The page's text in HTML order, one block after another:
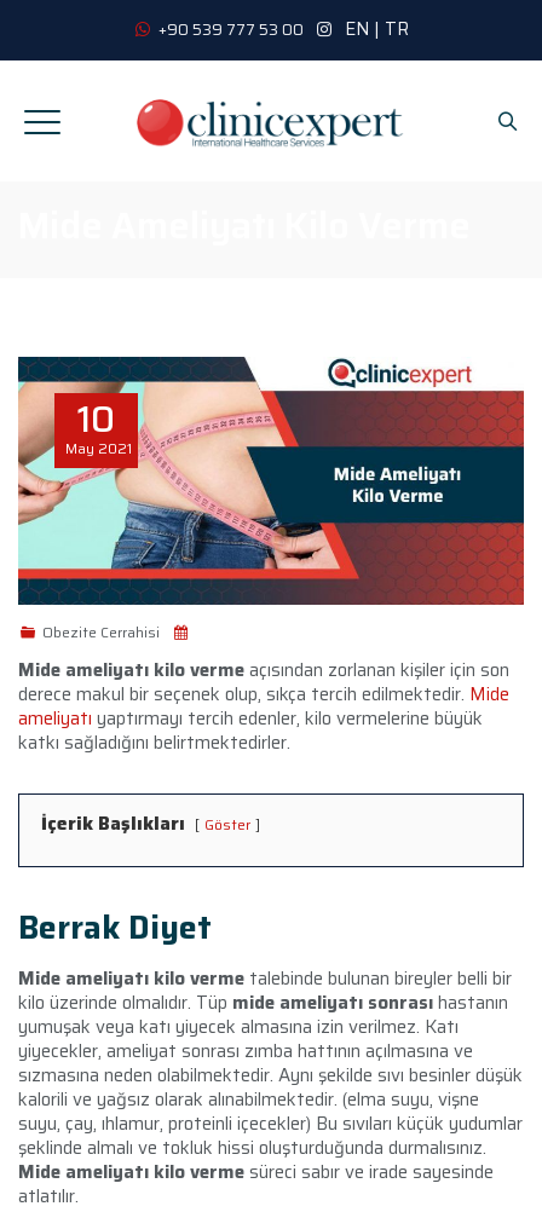
+90 539 777 53 00 EN | TR
10
May 2021
Obezite Cerrahisi
Mide ameliyatı kilo vermeaçısından zorlanan kişiler için son
derece makul bir seçenek olup, sıkça tercih edilmektedir. Mide
ameliyatı yaptırmayı tercih edenler, kilo vermelerine büyük
katkı sağladığını belirtmektedirler.
İçerik Başlıkları Göster
Berrak Diyet
Mide ameliyatı kilo verme talebinde bulunan bireyler belli bir
kilo üzerinde olmalıdır. Tüp mide ameliyatı sonrasıhastanın
yumuşak veya katı yiyecek almasına izin verilmez. Katı
yiyecekler, ameliyat sonrası zımba hattının açılmasına ve
sızmasına neden olabilmektedir. Aynı şekilde sıvı besinler düşük
kalorili ve yağsız olarak alınabilmektedir. (elma suyu, vişne
suyu, çay, ıhlamur, proteinli içecekler) Bu sıvıları küçük yudumlar
şeklinde almalı ve tokluk hissi oluşturduğunda durmalısınız.
Mide ameliyatı kilo vermesüreci sabır ve irade sayesinde
atlatılır.